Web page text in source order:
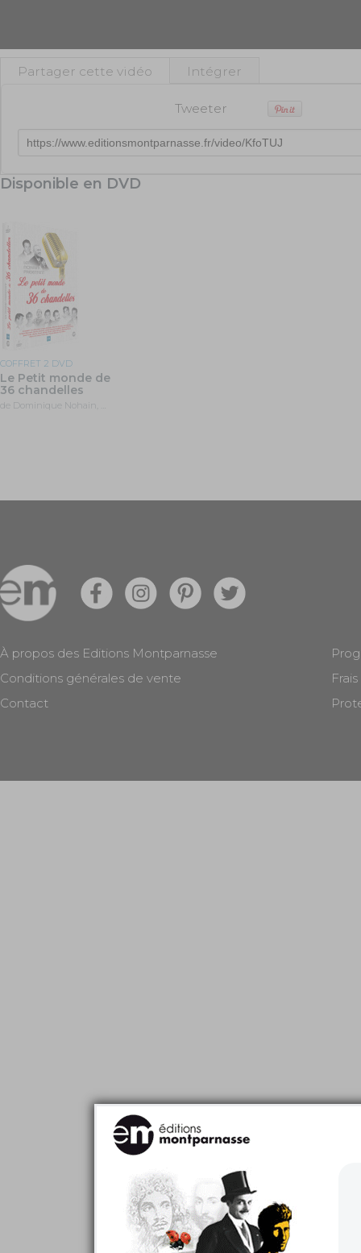
Partager cette vidéo Intégrer
Tweeter
Disponible en DVD
COFFRET 2 DVD
Le Petit monde de
36 chandelles
de Dominique Nohain, …
À propos des Editions Montparnasse
Conditions générales de vente
Contact